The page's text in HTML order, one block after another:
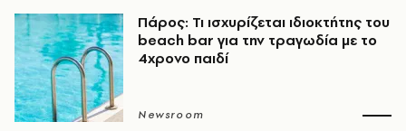
Πάρος: Τι ισχυρίζεται ιδιοκτήτης του
beach bar για την τραγωδία με το
4χρονο παιδί
Newsroom